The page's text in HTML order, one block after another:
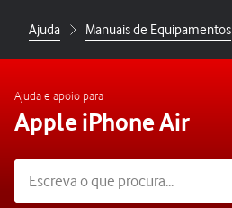
Ajuda Manuais de Equipamentos
Ajuda e apoio para
Apple iPhone Air